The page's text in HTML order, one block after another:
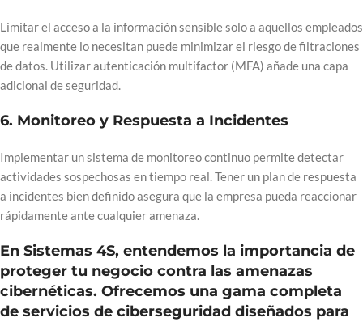
Limitar el acceso a la información sensible solo a aquellos empleados
que realmente lo necesitan puede minimizar el riesgo de filtraciones
de datos. Utilizar autenticación multifactor (MFA) añade una capa
adicional de seguridad.
6. Monitoreo y Respuesta a Incidentes
Implementar un sistema de monitoreo continuo permite detectar
actividades sospechosas en tiempo real. Tener un plan de respuesta
a incidentes bien definido asegura que la empresa pueda reaccionar
rápidamente ante cualquier amenaza.
En Sistemas 4S, entendemos la importancia de
proteger tu negocio contra las amenazas
cibernéticas. Ofrecemos una gama completa
de servicios de ciberseguridad diseñados para